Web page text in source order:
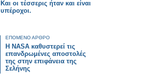
Και οι τέσσερις ήταν και είναι
υπέροχοι.
ΕΠΟΜΕΝΟ ΑΡΘΡΟ
Η NASA καθυστερεί τις
επανδρωμένες αποστολές
της στην επιφάνεια της
Σελήνης